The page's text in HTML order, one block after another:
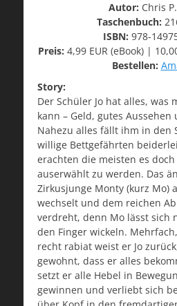
Autor: Chris
Taschenbuch:
ISBN: 978-
Preis: 4,99 EUR (eBook) |
Bestellen:
Story:
Der Schüler Jo hat alles, was
kann – Geld, gutes Aussehen
Nahezu alles fällt ihm in den
willige Bettgefährten
erachten die meisten es doch
auserwählt zu werden. Das
Zirkusjunge Monty (kurz Mo)
wechselt und dem reichen
verdreht, denn Mo lässt sich
den Finger wickeln.
recht rabiat weist er Jo
gewohnt, dass er alles
setzt er alle Hebel in
gewinnen und verliebt sich